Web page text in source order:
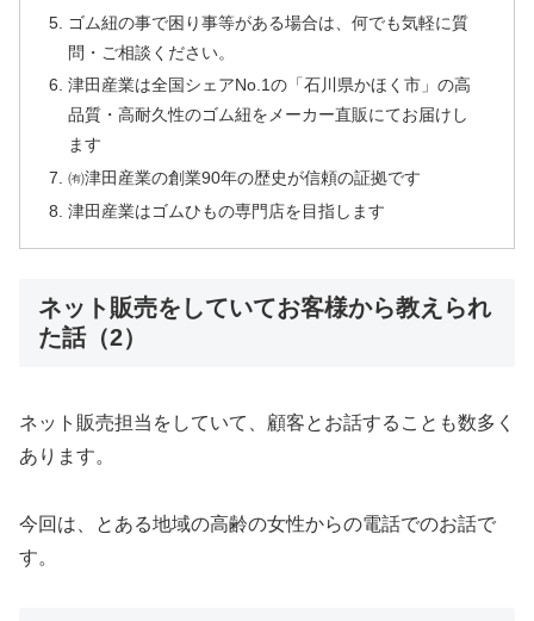
ゴム紐の事で困り事等がある場合は、何でも気軽に質
問・ご相談ください。
津田産業は全国シェアNo.1の「石川県かほく市」の高
品質・高耐久性のゴム紐をメーカー直販にてお届けし
ます
㈲津田産業の創業90年の歴史が信頼の証拠です
津田産業はゴムひもの専門店を目指します
ネット販売をしていてお客様から教えられ
た話（2）
ネット販売担当をしていて、顧客とお話することも数多く
あります。
今回は、とある地域の高齢の女性からの電話でのお話で
す。